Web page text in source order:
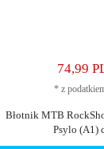
74,99
*z
Błotnik MTB
Psylo (A1)